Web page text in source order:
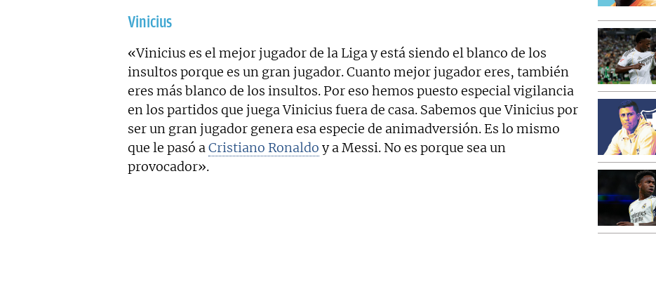
Vinicius
«Vinicius es el mejor jugador de la Liga y está siendo el blanco de los
insultos porque es un gran jugador. Cuanto mejor jugador eres, también
eres más blanco de los insultos. Por eso hemos puesto especial vigilancia
en los partidos que juega Vinicius fuera de casa. Sabemos que Vinicius por
ser un gran jugador genera esa especie de animadversión. Es lo mismo
que le pasó aCristiano Ronaldo y a Messi. No es porque sea un
provocador».